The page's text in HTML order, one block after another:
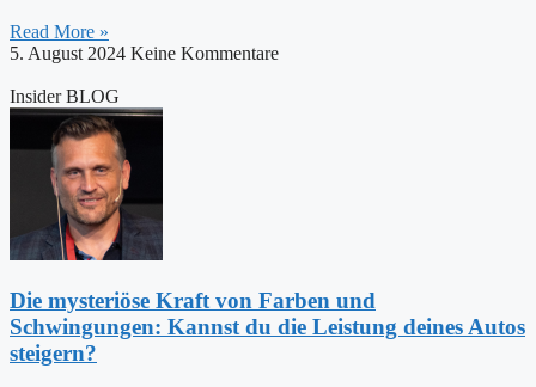
Read More »
5. August 2024 Keine Kommentare
Insider BLOG
Die mysteriöse Kraft von Farben und
Schwingungen: Kannst du die Leistung deines Autos
steigern?